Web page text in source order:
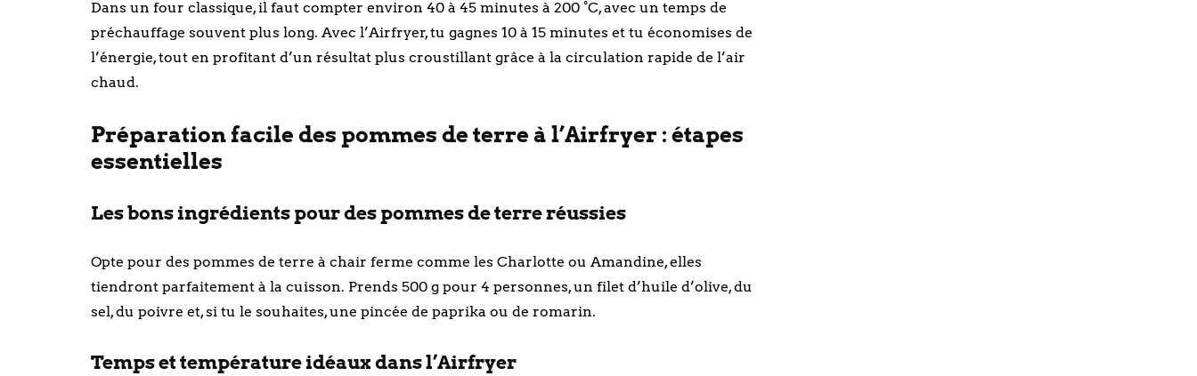
Dans un four classique, il faut compter environ 40 à 45 minutes à 200 °C, avec un temps de
préchauffage souvent plus long. Avec l’Airfryer, tu gagnes 10 à 15 minutes et tu économises de
l’énergie, tout en profitant d’un résultat plus croustillant grâce à la circulation rapide de l’air
chaud.
Préparation facile des pommes de terre à l’Airfryer : étapes
essentielles
Les bons ingrédients pour des pommes de terre réussies
Opte pour des pommes de terre à chair ferme comme les Charlotte ou Amandine, elles
tiendront parfaitement à la cuisson. Prends 500 g pour 4 personnes, un filet d’huile d’olive, du
sel, du poivre et, si tu le souhaites, une pincée de paprika ou de romarin.
Temps et température idéaux dans l’Airfryer